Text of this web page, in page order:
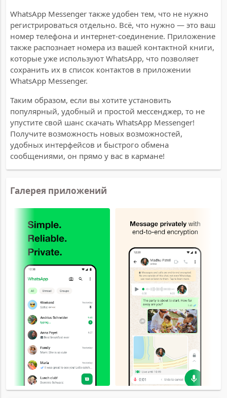
WhatsApp Messenger также удобен тем, что не нужно
регистрироваться отдельно. Всё, что нужно — это ваш
номер телефона и интернет-соединение. Приложение
также распознает номера из вашей контактной книги,
которые уже используют WhatsApp, что позволяет
сохранить их в список контактов в приложении
WhatsApp Messenger.
Таким образом, если вы хотите установить
популярный, удобный и простой мессенджер, то не
упустите свой шанс скачать WhatsApp Messenger!
Получите возможность новых возможностей,
удобных интерфейсов и быстрого обмена
сообщениями, он прямо у вас в кармане!
Галерея приложений